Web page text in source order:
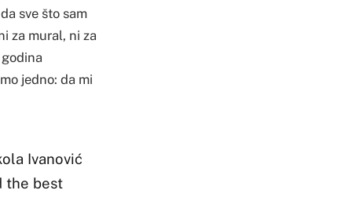
sve što sam
za mural, ni za
jedno: da mi
Ivanović
the best